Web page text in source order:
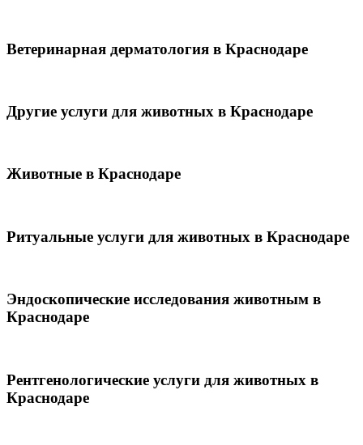
Ветеринарная дерматология в Краснодаре
Другие услуги для животных в Краснодаре
Животные в Краснодаре
Ритуальные услуги для животных в Краснодаре
Эндоскопические исследования животным в
Краснодаре
Рентгенологические услуги для животных в
Краснодаре